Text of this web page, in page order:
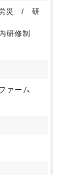
災 / 研
研修制
ァーム